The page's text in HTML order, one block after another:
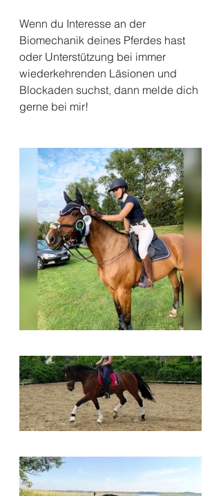
Wenn du Interesse an der
Biomechanik deines Pferdes hast
oder Unterstützung bei immer
wiederkehrenden Läsionen und
Blockaden suchst, dann melde dich
gerne bei mir!